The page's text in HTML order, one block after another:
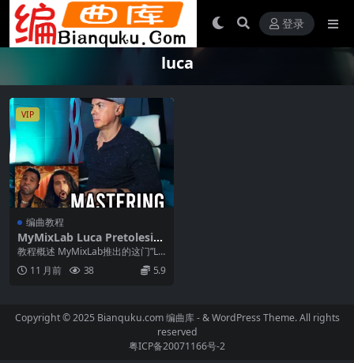
登录
luca
VIP
编曲教程
MyMixLab Luca Pretolesi
MASTERING JASON DERUL
O教程 – 顶级母带处理技术完
全揭秘
教程概述 MyMixLab推出的这门”Lu
ca Pretolesi MASTER...
11 月前 38 5.9
Copyright © 2025 Bianquku.com编曲库- & WordPress Theme. All rights
reserved
粤ICP备20071166号-2